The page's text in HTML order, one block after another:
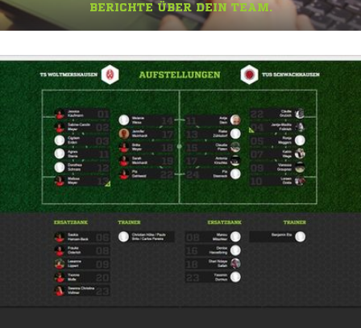
BERICHTE ÜBER DEIN TEAM.